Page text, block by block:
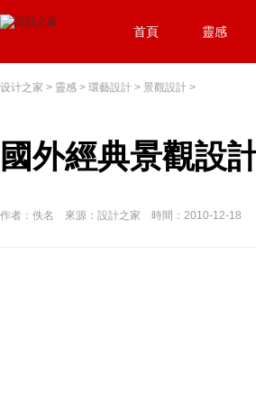
首頁 靈感
设计之家 > 靈感 > 環藝設計 > 景觀設計 >
國外經典景觀設
作者：佚名 來源：設計之家 時間：2010-12-18